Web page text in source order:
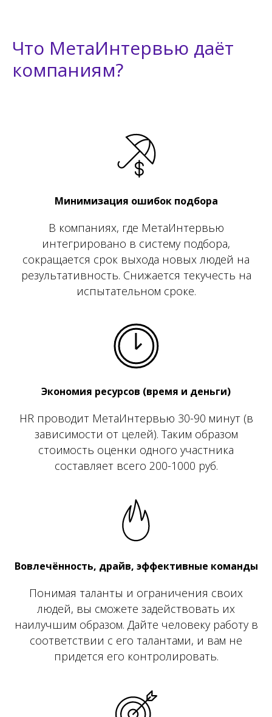
Что МетаИнтервью даёт
компаниям?
Минимизация ошибок подбора
В компаниях, где МетаИнтервью
интегрировано в систему подбора,
сокращается срок выхода новых людей на
результативность. Снижается текучесть на
испытательном сроке.
Экономия ресурсов (время и деньги)
HR проводит МетаИнтервью 30-90 минут (в
зависимости от целей). Таким образом
стоимость оценки одного участника
составляет всего 200-1000 руб.
Вовлечённость, драйв, эффективные команды
Понимая таланты и ограничения своих
людей, вы сможете задействовать их
наилучшим образом. Дайте человеку работу в
соответствии с его талантами, и вам не
придется его контролировать.